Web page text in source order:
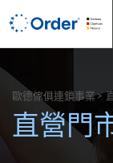
歐德傢俱連鎖事業
直營門